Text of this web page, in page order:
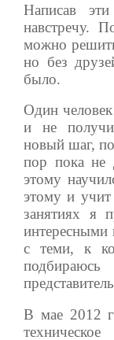
Написав
навстречу.
можно
но без
было.
Один
и не
новый шаг,
пор пока не
этому
этому и
занятиях я
интересными
с теми, к
В мае 2012